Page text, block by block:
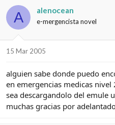
a
d
o
e
t
e
a
d
i
o
A alenocean
e-mergencista novel
15 Mar 2005
alguien sabe donde puedo
en emergencias medicas nivel
sea descargandolo del emule
muchas gracias por